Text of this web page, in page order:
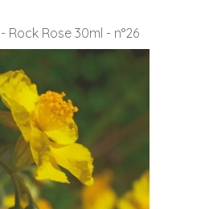
- Rock Rose 30ml - n°26